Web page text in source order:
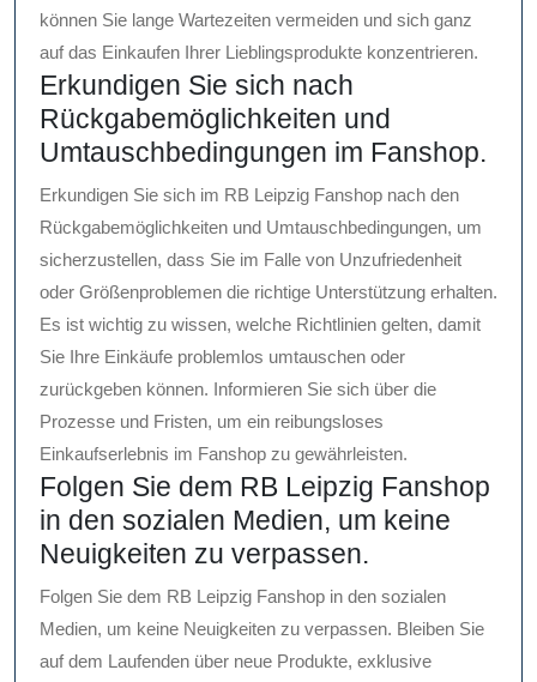
können Sie lange Wartezeiten vermeiden und sich ganz
auf das Einkaufen Ihrer Lieblingsprodukte konzentrieren.
Erkundigen Sie sich nach
Rückgabemöglichkeiten und
Umtauschbedingungen im Fanshop.
Erkundigen Sie sich im RB Leipzig Fanshop nach den
Rückgabemöglichkeiten und Umtauschbedingungen, um
sicherzustellen, dass Sie im Falle von Unzufriedenheit
oder Größenproblemen die richtige Unterstützung erhalten.
Es ist wichtig zu wissen, welche Richtlinien gelten, damit
Sie Ihre Einkäufe problemlos umtauschen oder
zurückgeben können. Informieren Sie sich über die
Prozesse und Fristen, um ein reibungsloses
Einkaufserlebnis im Fanshop zu gewährleisten.
Folgen Sie dem RB Leipzig Fanshop
in den sozialen Medien, um keine
Neuigkeiten zu verpassen.
Folgen Sie dem RB Leipzig Fanshop in den sozialen
Medien, um keine Neuigkeiten zu verpassen. Bleiben Sie
auf dem Laufenden über neue Produkte, exklusive